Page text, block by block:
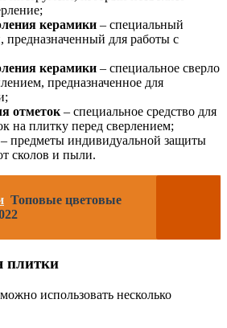
керамики – специальный
предназначенный для работы с
керамики – специальное сверло
предназначенное для
отметок – специальное средство для
на плитку перед сверлением;
– предметы индивидуальной защиты
сколов и пыли.
Топовые цветовые
плитки
использовать несколько